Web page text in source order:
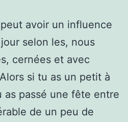
avoir un influence
selon les, nous
cernées et avec
si tu as un petit à
as passé une fête entre
de un peu de